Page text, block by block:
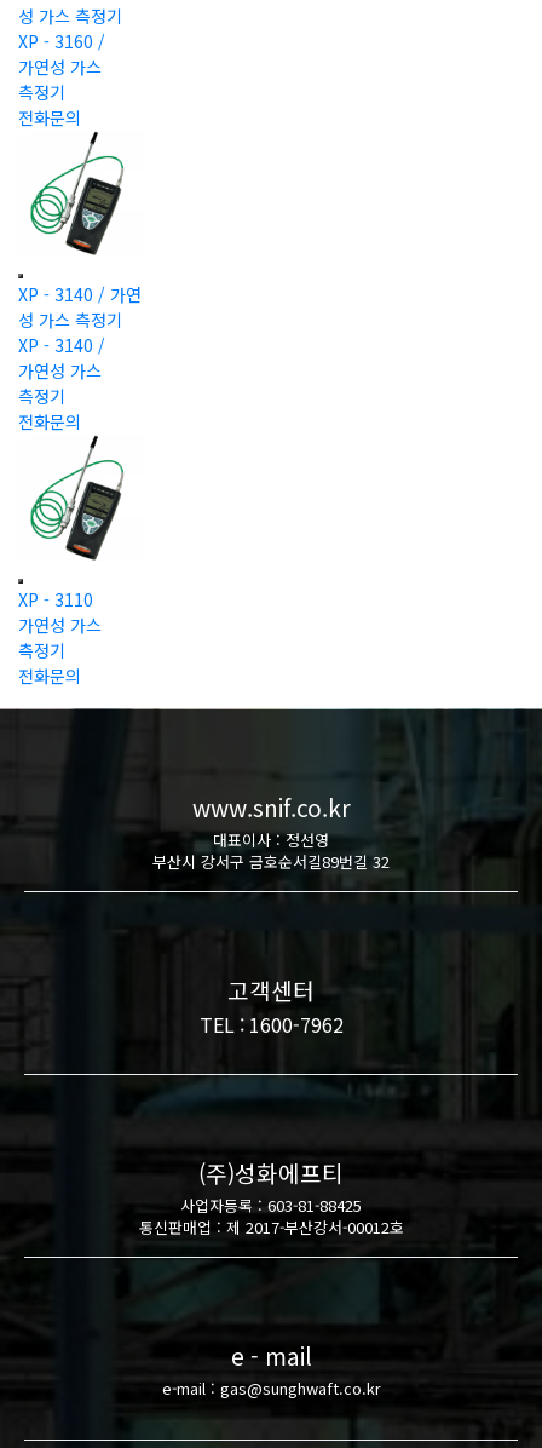
성 가스 측정기
XP - 3160 /
가연성 가스
측정기
전화문의
XP - 3140 / 가연
성 가스 측정기
XP - 3140 /
가연성 가스
측정기
전화문의
XP - 3110
가연성 가스
측정기
전화문의
www.snif.co.kr
대표이사 : 정선영
부산시 강서구 금호순서길89번길 32
고객센터
TEL : 1600-7962
(주)성화에프티
사업자등록 : 603-81-88425
통신판매업 : 제 2017-부산강서-00012호
e - mail
e-mail : gas@sunghwaft.co.kr